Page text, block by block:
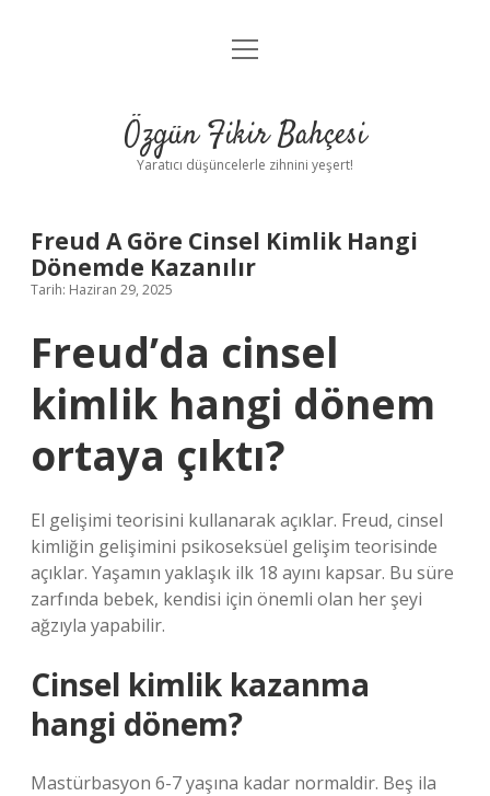
Anasayfa
Yasal Uyarı
menüyü
Özgün Fikir Bahçesi
Yaratıcı düşüncelerle zihnini yeşert!
Freud A Göre Cinsel Kimlik Hangi
Dönemde Kazanılır
Tarih: Haziran 29, 2025
Freud’da cinsel
kimlik hangi dönem
ortaya çıktı?
El gelişimi teorisini kullanarak açıklar. Freud, cinsel
kimliğin gelişimini psikoseksüel gelişim teorisinde
açıklar. Yaşamın yaklaşık ilk 18 ayını kapsar. Bu süre
zarfında bebek, kendisi için önemli olan her şeyi
ağzıyla yapabilir.
Cinsel kimlik kazanma
hangi dönem?
Mastürbasyon 6-7 yaşına kadar normaldir. Beş ila